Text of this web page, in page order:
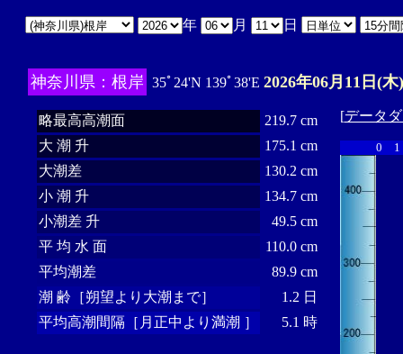
年 月 日
神奈川県：根岸 35ﾟ24'N 139ﾟ38'E 2026年06月11日(木)
略最高高潮面
219.7 cm
大 潮 升
175.1 cm
大潮差
130.2 cm
小 潮 升
134.7 cm
小潮差 升
49.5 cm
平 均 水 面
110.0 cm
平均潮差
89.9 cm
潮 齢［朔望より大潮まで］
1.2 日
平均高潮間隔［月正中より満潮 ］
5.1 時
[データ
0 1